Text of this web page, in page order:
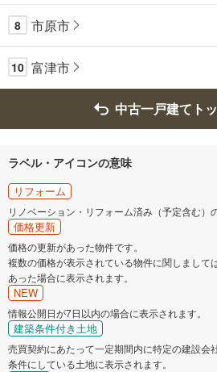
8 市原市
10 富津市
中古一戸建てト
ラベル・アイコンの意味
リフォーム
リノベーション・リフォーム済み（予定含む）
価格更新
価格の更新があった物件です。
複数の価格が表示されている物件に関しまして
あった場合に表示されます。
NEW
情報公開日が7日以内の場合に表示されます。
建築条件付き土地
売買契約にあたって一定期間内に特定の建設会
条件にしている土地に表示されます。